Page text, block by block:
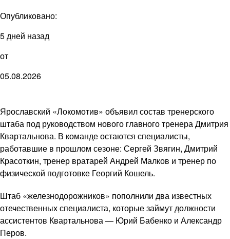
Опубликовано:
5 дней назад
от
05.08.2026
Ярославский «Локомотив» объявил состав тренерского
штаба под руководством нового главного тренера Дмитрия
Квартальнова. В команде остаются специалисты,
работавшие в прошлом сезоне: Сергей Звягин, Дмитрий
Красоткин, тренер вратарей Андрей Малков и тренер по
физической подготовке Георгий Кошель.
Штаб «железнодорожников» пополнили два известных
отечественных специалиста, которые займут должности
ассистентов Квартальнова — Юрий Бабенко и Александр
Перов.